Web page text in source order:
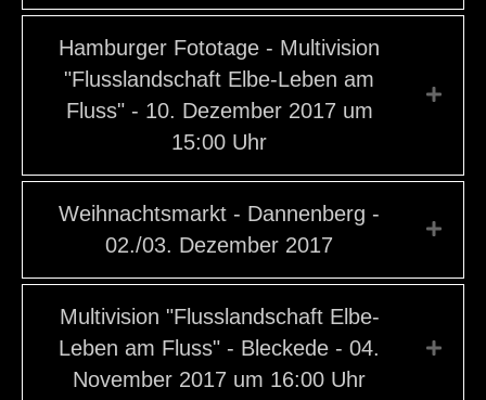
Hamburger Fototage - Multivision
"Flusslandschaft Elbe-Leben am
Fluss" - 10. Dezember 2017 um
15:00 Uhr
Weihnachtsmarkt - Dannenberg -
02./03. Dezember 2017
Multivision "Flusslandschaft Elbe-
Leben am Fluss" - Bleckede - 04.
November 2017 um 16:00 Uhr